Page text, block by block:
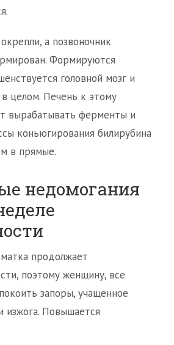
а позвоночник
Формируются
головной мозг и
целом. Печень к этому
вырабатывать ферменты и
коньюгирования билирубина
в прямые.
недомогания
продолжает
поэтому женщину, все
запоры, учащенное
изжога. Повышается